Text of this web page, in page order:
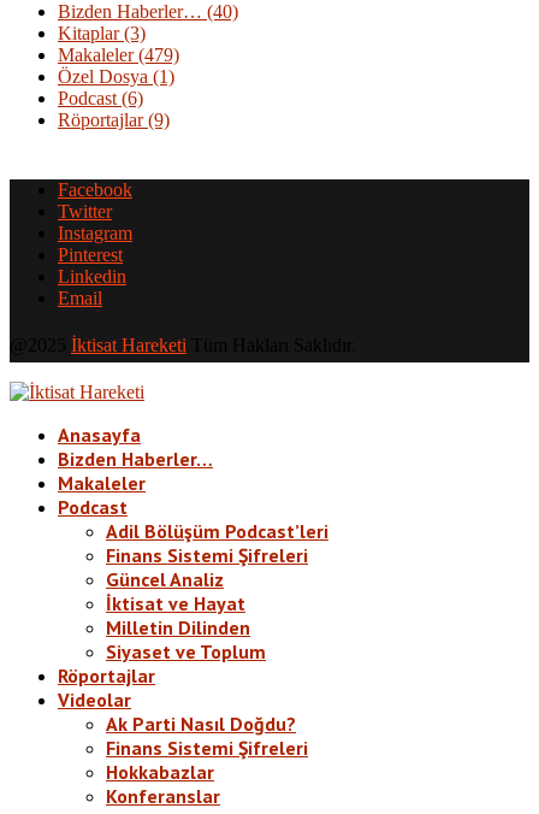
Bizden Haberler… (40)
Kitaplar(3)
Makaleler(479)
Özel Dosya (1)
Podcast (6)
Röportajlar(9)
Facebook
Twitter
Instagram
Pinterest
Linkedin
Email
İktisat Hareketi
Anasayfa
Bizden Haberler…
Makaleler
Podcast
Adil Bölüşüm Podcast’leri
Finans Sistemi Şifreleri
Güncel Analiz
İktisat ve Hayat
Milletin Dilinden
Siyaset ve Toplum
Röportajlar
Videolar
Ak Parti Nasıl Doğdu?
Finans Sistemi Şifreleri
Hokkabazlar
Konferanslar